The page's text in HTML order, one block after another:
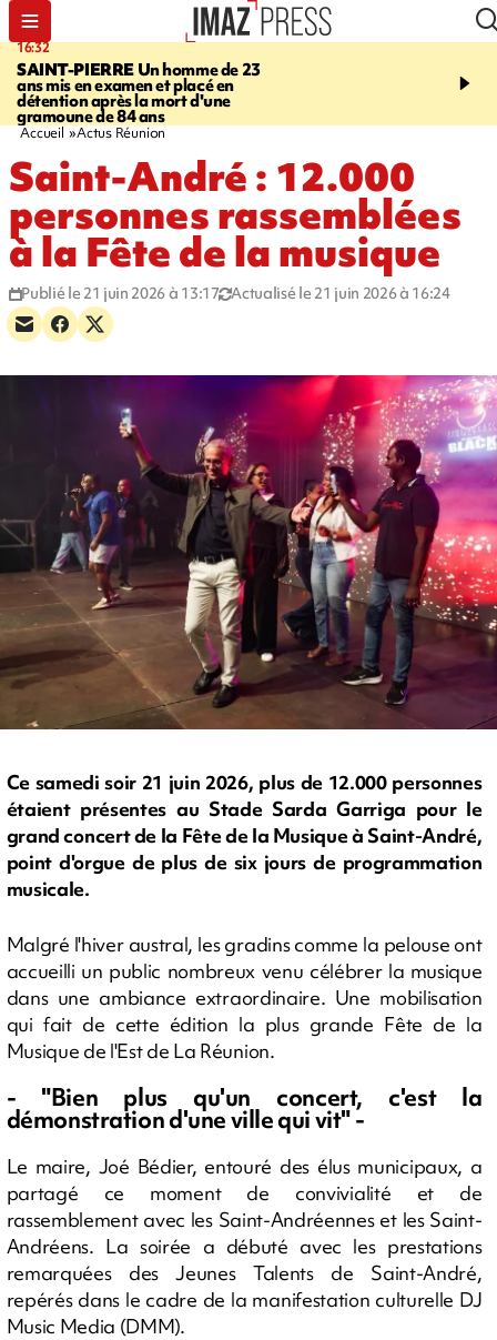
16:32
SAINT-PIERREUn homme de 23
ans mis en examen et placé en
détention après la mort d'une
gramoune de 84 ans
21:08
et Turquie scellent un
Accueil Actus Réunion
Saint-André : 12.000
personnes rassemblées
à la Fête de la musique
Publié le 21 juin 2026 à 13:17 Actualisé le 21 juin 2026 à 16:24
Ce samedi soir 21 juin 2026, plus de 12.000 personnes
étaient présentes au Stade Sarda Garriga pour le
grand concert de la Fête de la Musique à Saint-André,
point d'orgue de plus de six jours de programmation
musicale.
Malgré l'hiver austral, les gradins comme la pelouse ont
accueilli un public nombreux venu célébrer la musique
dans une ambiance extraordinaire. Une mobilisation
qui fait de cette édition la plus grande Fête de la
Musique de l'Est de La Réunion.
- "Bien plus qu'un concert, c'est la
démonstration d'une ville qui vit" -
Le maire, Joé Bédier, entouré des élus municipaux, a
partagé ce moment de convivialité et de
rassemblement avec les Saint-Andréennes et les Saint-
Andréens. La soirée a débuté avec les prestations
remarquées des Jeunes Talents de Saint-André,
repérés dans le cadre de la manifestation culturelle DJ
Music Media (DMM).